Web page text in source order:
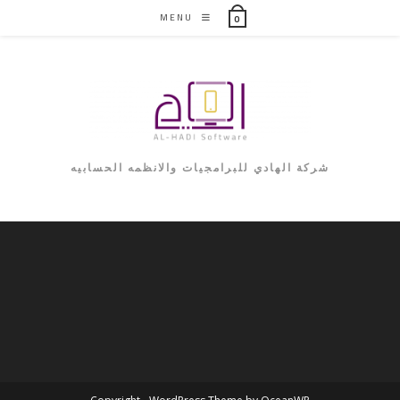
0
MENU
شركة الهادي للبرامجيات والانظمه الحسابيه